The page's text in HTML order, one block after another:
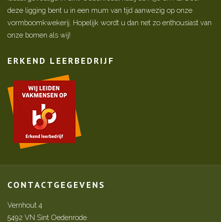
deze ligging bent u in een mum van tijd aanwezig op onze
vormboomkwekerij. Hopelijk wordt u dan net zo enthousiast van
onze bomen als wij!
ERKEND LEERBEDRIJF
CONTACTGEGEVENS
Vernhout 4
5492 VN Sint Oedenrode